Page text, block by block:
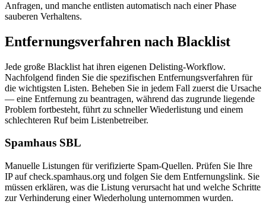
Anfragen, und manche entlisten automatisch nach einer Phase
sauberen Verhaltens.
Entfernungsverfahren nach Blacklist
Jede große Blacklist hat ihren eigenen Delisting-Workflow.
Nachfolgend finden Sie die spezifischen Entfernungsverfahren für
die wichtigsten Listen. Beheben Sie in jedem Fall zuerst die Ursache
— eine Entfernung zu beantragen, während das zugrunde liegende
Problem fortbesteht, führt zu schneller Wiederlistung und einem
schlechteren Ruf beim Listenbetreiber.
Spamhaus SBL
Manuelle Listungen für verifizierte Spam-Quellen. Prüfen Sie Ihre
IP auf check.spamhaus.org und folgen Sie dem Entfernungslink. Sie
müssen erklären, was die Listung verursacht hat und welche Schritte
zur Verhinderung einer Wiederholung unternommen wurden.